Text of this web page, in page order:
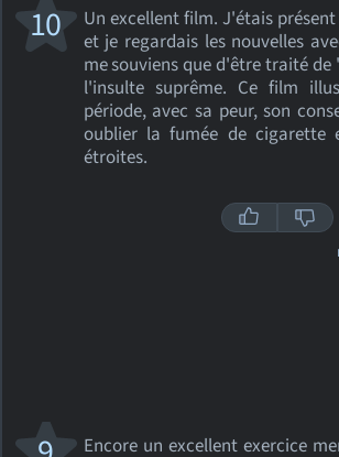
Un excellent film. J'étais
et je regardais les nouvelles
me souviens que d'être traité
l'insulte suprême. Ce film
période, avec sa peur, son
oublier la fumée de cigarette
étroites.
10
Encore un excellent exercice